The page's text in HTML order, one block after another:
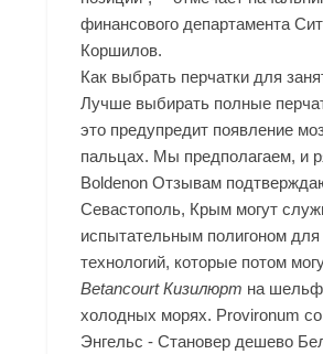
финансового департамента
Коршилов.
Как выбрать перчатки для
Лучше выбирать полные
это предупредит появление
пальцах. Мы предполагаем, и
Boldenon Отзывам
Севастополь, Крым могут
испытательным полигоном
технологий, которые потом
Betancourt Кизилюрт на
холодных морях. Provironum
Энгельс - Становер дешево